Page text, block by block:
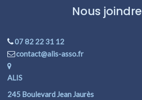
Nous joindre
07 82 22 31 12
contact@alis-asso.fr
ALIS
245 Boulevard Jean Jaurès